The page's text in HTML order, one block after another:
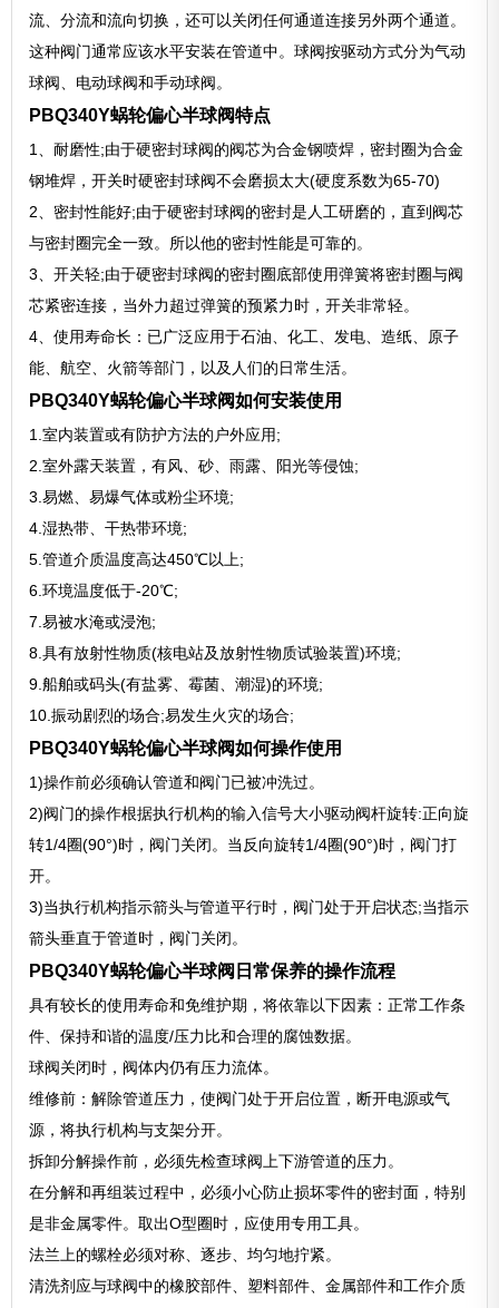
流、分流和流向切换，还可以关闭任何通道连接另外两个通道。
这种阀门通常应该水平安装在管道中。球阀按驱动方式分为气动
球阀、电动球阀和手动球阀。
PBQ340Y蜗轮偏心半球阀特点
1、耐磨性;由于硬密封球阀的阀芯为合金钢喷焊，密封圈为合金
钢堆焊，开关时硬密封球阀不会磨损太大(硬度系数为65-70)
2、密封性能好;由于硬密封球阀的密封是人工研磨的，直到阀芯
与密封圈完全一致。所以他的密封性能是可靠的。
3、开关轻;由于硬密封球阀的密封圈底部使用弹簧将密封圈与阀
芯紧密连接，当外力超过弹簧的预紧力时，开关非常轻。
4、使用寿命长：已广泛应用于石油、化工、发电、造纸、原子
能、航空、火箭等部门，以及人们的日常生活。
PBQ340Y蜗轮偏心半球阀如何安装使用
1.室内装置或有防护方法的户外应用;
2.室外露天装置，有风、砂、雨露、阳光等侵蚀;
3.易燃、易爆气体或粉尘环境;
4.湿热带、干热带环境;
5.管道介质温度高达450℃以上;
6.环境温度低于-20℃;
7.易被水淹或浸泡;
8.具有放射性物质(核电站及放射性物质试验装置)环境;
9.船舶或码头(有盐雾、霉菌、潮湿)的环境;
10.振动剧烈的场合;易发生火灾的场合;
PBQ340Y蜗轮偏心半球阀如何操作使用
1)操作前必须确认管道和阀门已被冲洗过。
2)阀门的操作根据执行机构的输入信号大小驱动阀杆旋转:正向旋
转1/4圈(90°)时，阀门关闭。当反向旋转1/4圈(90°)时，阀门打
开。
3)当执行机构指示箭头与管道平行时，阀门处于开启状态;当指示
箭头垂直于管道时，阀门关闭。
PBQ340Y蜗轮偏心半球阀日常保养的操作流程
具有较长的使用寿命和免维护期，将依靠以下因素：正常工作条
件、保持和谐的温度/压力比和合理的腐蚀数据。
球阀关闭时，阀体内仍有压力流体。
维修前：解除管道压力，使阀门处于开启位置，断开电源或气
源，将执行机构与支架分开。
拆卸分解操作前，必须先检查球阀上下游管道的压力。
在分解和再组装过程中，必须小心防止损坏零件的密封面，特别
是非金属零件。取出O型圈时，应使用专用工具。
法兰上的螺栓必须对称、逐步、均匀地拧紧。
清洗剂应与球阀中的橡胶部件、塑料部件、金属部件和工作介质